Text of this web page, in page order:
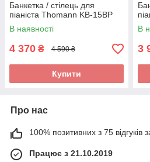
Банкетка / стілець для
піаніста Thomann KB-15BP
В наявності
4 370 ₴ 4 590 ₴
Купити
В
3
Про нас
100% позитивних з 75 відгуків
Працює з 21.10.2019